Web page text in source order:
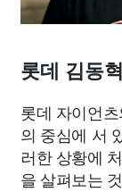
롯데 김동
롯데 자이언
의 중심에 서
러한 상황에
을 살펴보는